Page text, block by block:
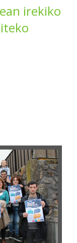
irekiko